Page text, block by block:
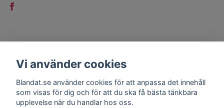
Kontakt
Köpvillkor
Vi använder cookies
Blandat.se använder cookies för att anpassa det innehåll
som visas för dig och för att du ska få bästa tänkbara
upplevelse när du handlar hos oss.